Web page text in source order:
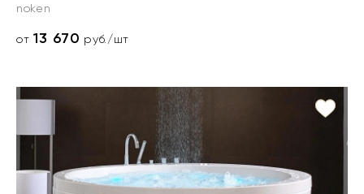
noken
от13 670 руб./шт